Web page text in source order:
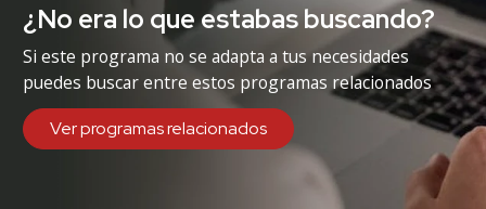
¿No era lo que estabas buscando?
Si este programa no se adapta a tus necesidades
puedes buscar entre estos programas relacionados
Ver programas relacionados